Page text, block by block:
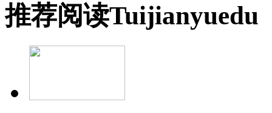
推荐阅读Tuijianyuedu